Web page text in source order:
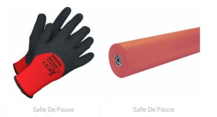
Salle De Pause Salle De Pause